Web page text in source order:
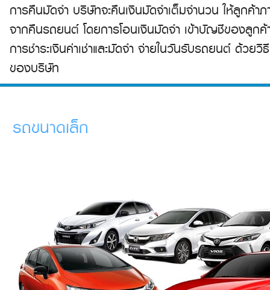
การคืนมัดจำ บริษัทจะคืนเงินมัดจำเต็มจำนวน ให้ลูกค้า
จากคืนรถยนต์ โดยการโอนเงินมัดจำ เข้าบัญชีของลูกค้
การชำระเงินค่าเช่าและมัดจำ จ่ายในวันรับรถยนต์ ด้วยวิ
ของบริษัท
รถขนาดเล็ก